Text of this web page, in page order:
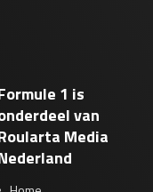
1 is
van
Media